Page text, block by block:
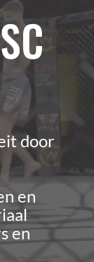
door
en
en